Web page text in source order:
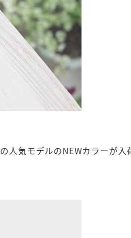
の人気モデルのNEWカラーが入